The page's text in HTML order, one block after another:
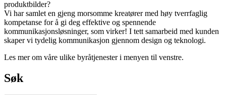
produktbilder?
Vi har samlet en gjeng morsomme kreatører med høy tverrfaglig
kompetanse for å gi deg effektive og spennende
kommunikasjonsløsninger, som virker! I tett samarbeid med kunden
skaper vi tydelig kommunikasjon gjennom design og teknologi.
Les mer om våre ulike byråtjenester i menyen til venstre.
Søk